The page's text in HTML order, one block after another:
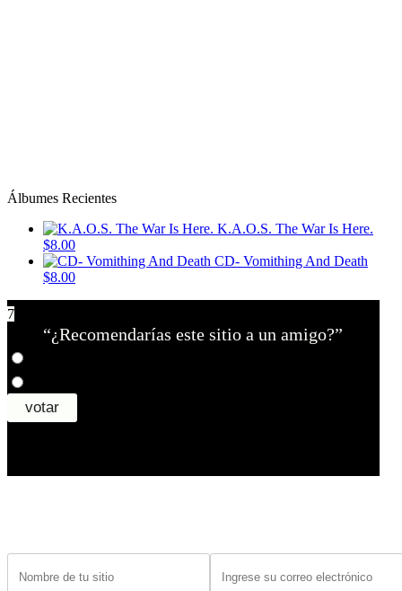
Álbumes Recientes
K.A.O.S. The War Is Here.
$8.00
CD- Vomithing And Death
$8.00
7
“¿Recomendarías este sitio a un amigo?”